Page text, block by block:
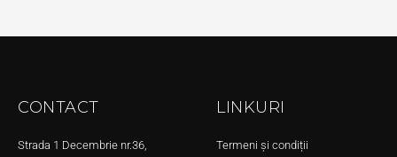
CONTACT
Strada 1 Decembrie nr.36,
LINKURI
Termeni și condiții